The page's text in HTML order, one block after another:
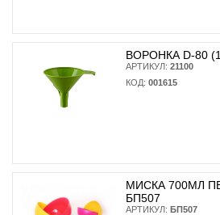
ВОРОНКА D-80
АРТИКУЛ: 21100
КОД: 001615
МИСКА 700МЛ
БП507
АРТИКУЛ: БП507